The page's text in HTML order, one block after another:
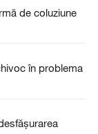
de coluziune
în problema